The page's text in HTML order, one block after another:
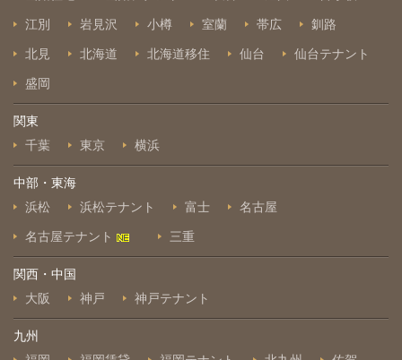
江別 岩見沢 小樽 室蘭 帯広 釧路
北見 北海道 北海道移住 仙台 仙台テナント
盛岡
関東
千葉
東京 横浜
中部・東海
浜松
浜松テナント 富士 名古屋
名古屋テナント 三重
関西・中国
大阪
神戸 神戸テナント
九州